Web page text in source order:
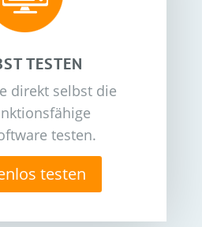
TESTEN
direkt selbst die
testen.
testen